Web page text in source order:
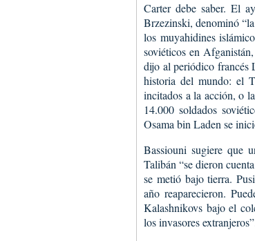
Carter debe saber. El
Brzezinski, denominó
los muyahidines
soviéticos en
dijo al periódico francés
historia del mundo: el
incitados a la acción, o
14.000 soldados
Osama bin Laden se
Bassiouni sugiere que
Talibán “se dieron
se metió bajo tierra.
año reaparecieron.
Kalashnikovs bajo el
los invasores